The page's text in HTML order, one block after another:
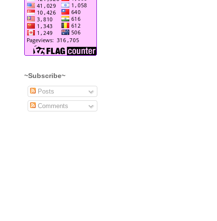
~Subscribe~
Posts
Comments